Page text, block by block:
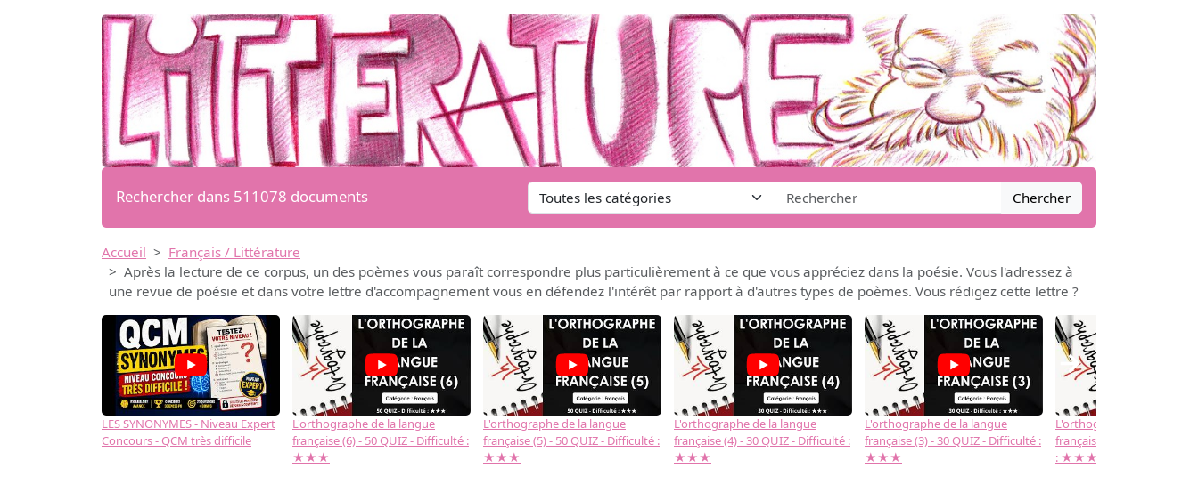
Rechercher dans 511078 documents Chercher
Accueil
Français / Littérature
Après la lecture de ce corpus, un des poèmes vous paraît correspondre plus particulièrement à ce que vous appréciez dans la poésie. Vous l'adressez à
une revue de poésie et dans votre lettre d'accompagnement vous en défendez l'intérêt par rapport à d'autres types de poèmes. Vous rédigez cette lettre ?
LES SYNONYMES - Niveau Expert
Concours - QCM très difficile
L'orthographe de la langue
française (6) - 50 QUIZ - Difficulté :
★★★
L'orthographe de la langue
française (5) - 50 QUIZ - Difficulté :
★★★
L'orthographe de la langue
française (4) - 30 QUIZ - Difficulté :
★★★
L'orthographe de la langue
française (3) - 30 QUIZ - Difficulté :
★★★
L'orthographe de la langue
française (2) -( 20 QUIZ -
: ★★★
→